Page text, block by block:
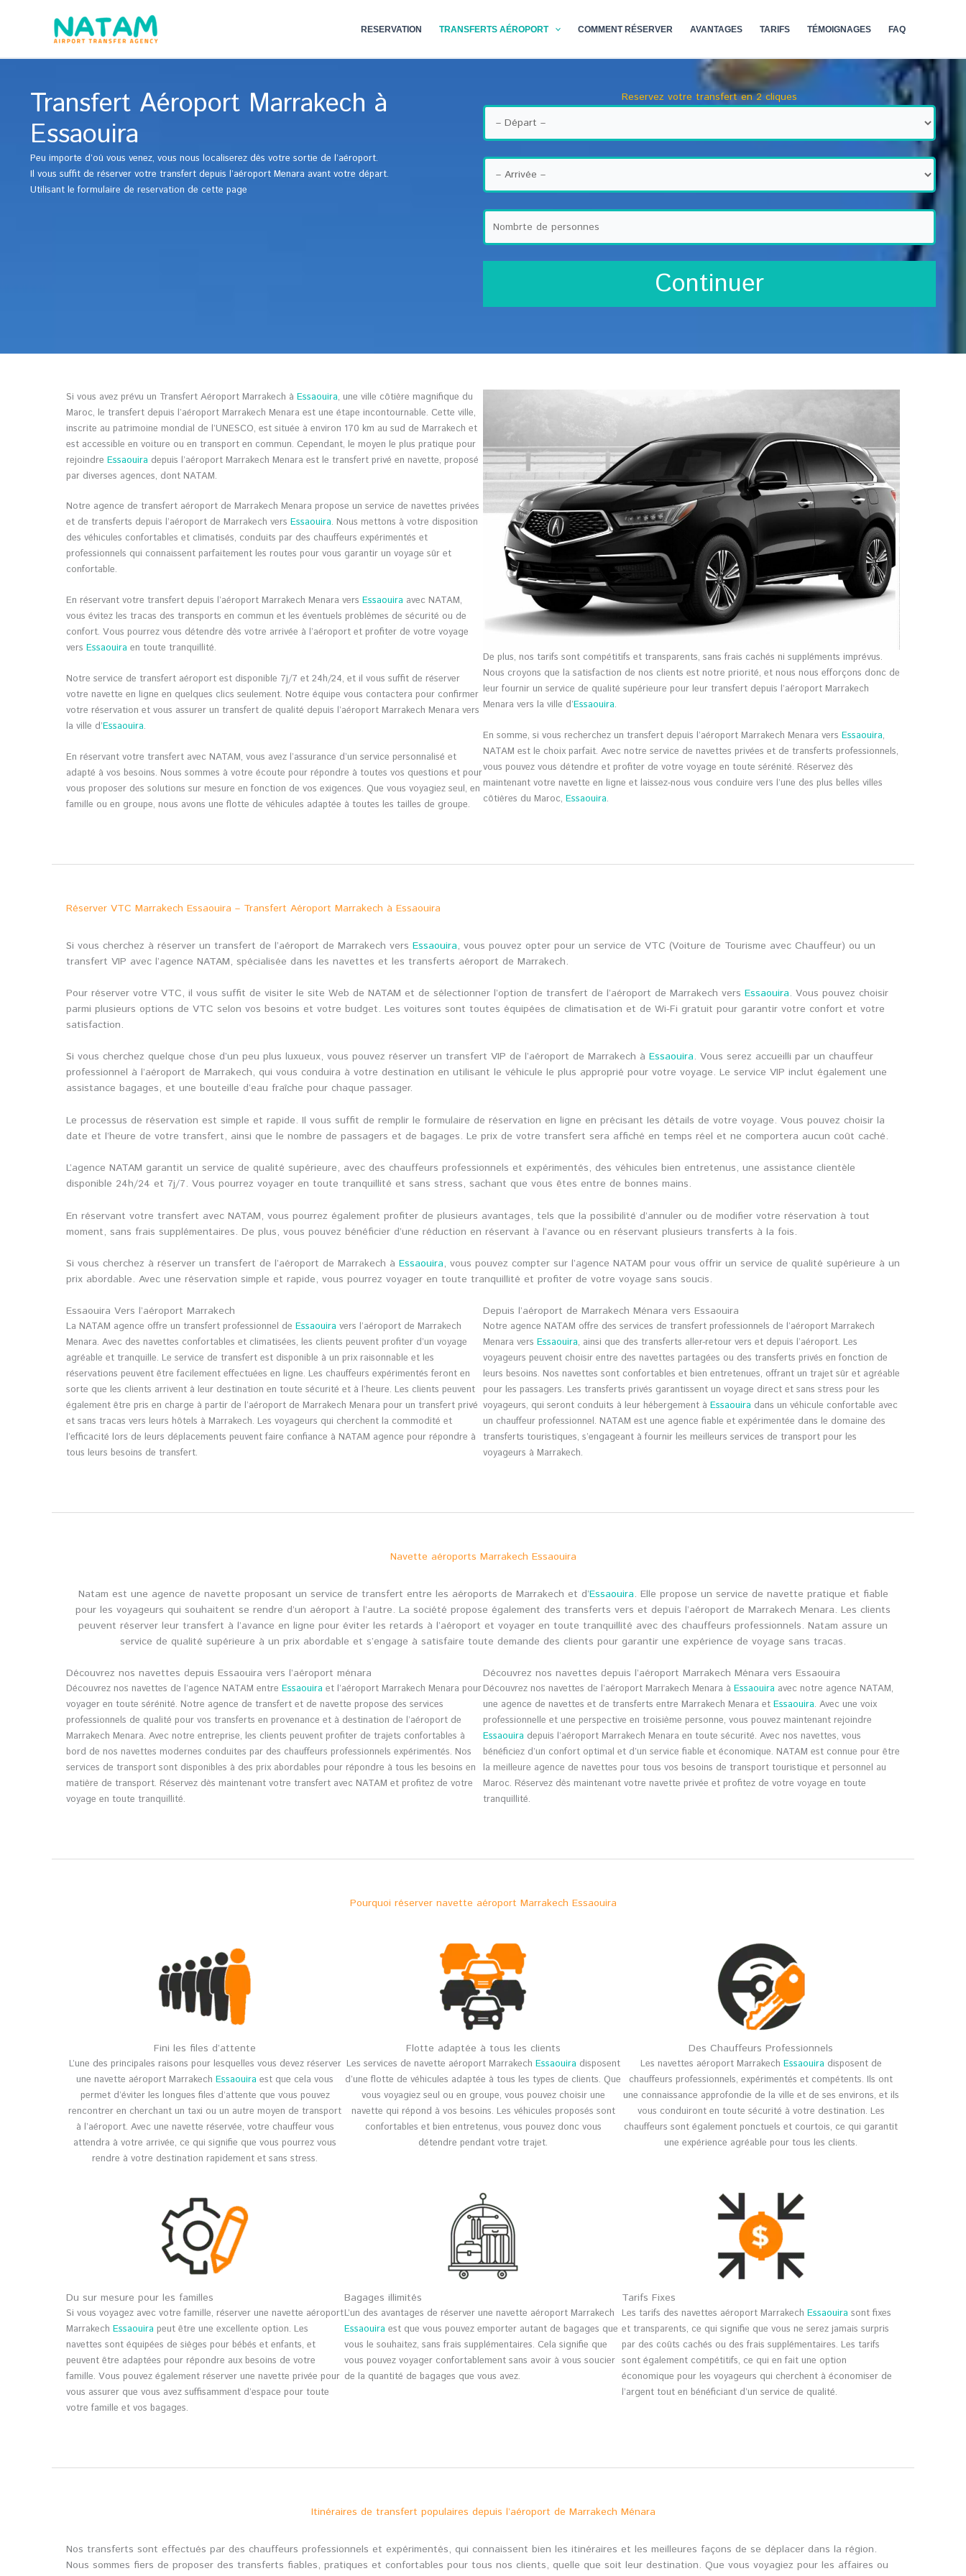
RESERVATION TRANSFERTS AÉROPORT COMMENT RÉSERVER AVANTAGES TARIFS TÉMOIGNAGES FAQ
Transfert Aéroport Marrakech à
Essaouira
Peu importe d’où vous venez, vous nous localiserez dès votre sortie de l’aéroport.
Il vous suffit de réserver votre transfert depuis l’aéroport Menara avant votre départ.
Utilisant le formulaire de reservation de cette page
Reservez votre transfert en 2 cliques
Si vous avez prévu un Transfert Aéroport Marrakech à Essaouira, une ville côtière magnifique du
Maroc, le transfert depuis l’aéroport Marrakech Menara est une étape incontournable. Cette ville,
inscrite au patrimoine mondial de l’UNESCO, est située à environ 170 km au sud de Marrakech et
est accessible en voiture ou en transport en commun. Cependant, le moyen le plus pratique pour
rejoindre Essaouira depuis l’aéroport Marrakech Menara est le transfert privé en navette, proposé
par diverses agences, dont NATAM.
Notre agence de transfert aéroport de Marrakech Menara propose un service de navettes privées
et de transferts depuis l’aéroport de Marrakech vers Essaouira. Nous mettons à votre disposition
des véhicules confortables et climatisés, conduits par des chauffeurs expérimentés et
professionnels qui connaissent parfaitement les routes pour vous garantir un voyage sûr et
confortable.
En réservant votre transfert depuis l’aéroport Marrakech Menara vers Essaouira avec NATAM,
vous évitez les tracas des transports en commun et les éventuels problèmes de sécurité ou de
confort. Vous pourrez vous détendre dès votre arrivée à l’aéroport et profiter de votre voyage
vers Essaouira en toute tranquillité.
Notre service de transfert aéroport est disponible 7j/7 et 24h/24, et il vous suffit de réserver
votre navette en ligne en quelques clics seulement. Notre équipe vous contactera pour confirmer
votre réservation et vous assurer un transfert de qualité depuis l’aéroport Marrakech Menara vers
la ville d’Essaouira.
En réservant votre transfert avec NATAM, vous avez l’assurance d’un service personnalisé et
adapté à vos besoins. Nous sommes à votre écoute pour répondre à toutes vos questions et pour
vous proposer des solutions sur mesure en fonction de vos exigences. Que vous voyagiez seul, en
famille ou en groupe, nous avons une flotte de véhicules adaptée à toutes les tailles de groupe.
De plus, nos tarifs sont compétitifs et transparents, sans frais cachés ni suppléments imprévus.
Nous croyons que la satisfaction de nos clients est notre priorité, et nous nous efforçons donc de
leur fournir un service de qualité supérieure pour leur transfert depuis l’aéroport Marrakech
Menara vers la ville d’Essaouira.
En somme, si vous recherchez un transfert depuis l’aéroport Marrakech Menara vers Essaouira,
NATAM est le choix parfait. Avec notre service de navettes privées et de transferts professionnels,
vous pouvez vous détendre et profiter de votre voyage en toute sérénité. Réservez dès
maintenant votre navette en ligne et laissez-nous vous conduire vers l’une des plus belles villes
côtières du Maroc, Essaouira.
Réserver VTC Marrakech Essaouira – Transfert Aéroport Marrakech à Essaouira
Si vous cherchez à réserver un transfert de l’aéroport de Marrakech vers Essaouira, vous pouvez opter pour un service de VTC (Voiture de Tourisme avec Chauffeur) ou un
transfert VIP avec l’agence NATAM, spécialisée dans les navettes et les transferts aéroport de Marrakech.
Pour réserver votre VTC, il vous suffit de visiter le site Web de NATAM et de sélectionner l’option de transfert de l’aéroport de Marrakech vers Essaouira. Vous pouvez choisir
parmi plusieurs options de VTC selon vos besoins et votre budget. Les voitures sont toutes équipées de climatisation et de Wi-Fi gratuit pour garantir votre confort et votre
satisfaction.
Si vous cherchez quelque chose d’un peu plus luxueux, vous pouvez réserver un transfert VIP de l’aéroport de Marrakech à Essaouira. Vous serez accueilli par un chauffeur
professionnel à l’aéroport de Marrakech, qui vous conduira à votre destination en utilisant le véhicule le plus approprié pour votre voyage. Le service VIP inclut également une
assistance bagages, et une bouteille d’eau fraîche pour chaque passager.
Le processus de réservation est simple et rapide. Il vous suffit de remplir le formulaire de réservation en ligne en précisant les détails de votre voyage. Vous pouvez choisir la
date et l’heure de votre transfert, ainsi que le nombre de passagers et de bagages. Le prix de votre transfert sera affiché en temps réel et ne comportera aucun coût caché.
L’agence NATAM garantit un service de qualité supérieure, avec des chauffeurs professionnels et expérimentés, des véhicules bien entretenus, une assistance clientèle
disponible 24h/24 et 7j/7. Vous pourrez voyager en toute tranquillité et sans stress, sachant que vous êtes entre de bonnes mains.
En réservant votre transfert avec NATAM, vous pourrez également profiter de plusieurs avantages, tels que la possibilité d’annuler ou de modifier votre réservation à tout
moment, sans frais supplémentaires. De plus, vous pouvez bénéficier d’une réduction en réservant à l’avance ou en réservant plusieurs transferts à la fois.
Si vous cherchez à réserver un transfert de l’aéroport de Marrakech à Essaouira, vous pouvez compter sur l’agence NATAM pour vous offrir un service de qualité supérieure à un
prix abordable. Avec une réservation simple et rapide, vous pourrez voyager en toute tranquillité et profiter de votre voyage sans soucis.
Essaouira Vers l’aéroport Marrakech
La NATAM agence offre un transfert professionnel de Essaouira vers l’aéroport de Marrakech
Menara. Avec des navettes confortables et climatisées, les clients peuvent profiter d’un voyage
agréable et tranquille. Le service de transfert est disponible à un prix raisonnable et les
réservations peuvent être facilement effectuées en ligne. Les chauffeurs expérimentés feront en
sorte que les clients arrivent à leur destination en toute sécurité et à l’heure. Les clients peuvent
également être pris en charge à partir de l’aéroport de Marrakech Menara pour un transfert privé
et sans tracas vers leurs hôtels à Marrakech. Les voyageurs qui cherchent la commodité et
l’efficacité lors de leurs déplacements peuvent faire confiance à NATAM agence pour répondre à
tous leurs besoins de transfert.
Depuis l’aéroport de Marrakech Ménara vers Essaouira
Notre agence NATAM offre des services de transfert professionnels de l’aéroport Marrakech
Menara vers Essaouira, ainsi que des transferts aller-retour vers et depuis l’aéroport. Les
voyageurs peuvent choisir entre des navettes partagées ou des transferts privés en fonction de
leurs besoins. Nos navettes sont confortables et bien entretenues, offrant un trajet sûr et agréable
pour les passagers. Les transferts privés garantissent un voyage direct et sans stress pour les
voyageurs, qui seront conduits à leur hébergement à Essaouira dans un véhicule confortable avec
un chauffeur professionnel. NATAM est une agence fiable et expérimentée dans le domaine des
transferts touristiques, s’engageant à fournir les meilleurs services de transport pour les
voyageurs à Marrakech.
Navette aéroports Marrakech Essaouira
Natam est une agence de navette proposant un service de transfert entre les aéroports de Marrakech et d’Essaouira. Elle propose un service de navette pratique et fiable
pour les voyageurs qui souhaitent se rendre d’un aéroport à l’autre. La société propose également des transferts vers et depuis l’aéroport de Marrakech Menara. Les clients
peuvent réserver leur transfert à l’avance en ligne pour éviter les retards à l’aéroport et voyager en toute tranquillité avec des chauffeurs professionnels. Natam assure un
service de qualité supérieure à un prix abordable et s’engage à satisfaire toute demande des clients pour garantir une expérience de voyage sans tracas.
Découvrez nos navettes depuis Essaouira vers l’aéroport ménara
Découvrez nos navettes de l’agence NATAM entre Essaouira et l’aéroport Marrakech Menara pour
voyager en toute sérénité. Notre agence de transfert et de navette propose des services
professionnels de qualité pour vos transferts en provenance et à destination de l’aéroport de
Marrakech Menara. Avec notre entreprise, les clients peuvent profiter de trajets confortables à
bord de nos navettes modernes conduites par des chauffeurs professionnels expérimentés. Nos
services de transport sont disponibles à des prix abordables pour répondre à tous les besoins en
matière de transport. Réservez dès maintenant votre transfert avec NATAM et profitez de votre
voyage en toute tranquillité.
Découvrez nos navettes depuis l’aéroport Marrakech Ménara vers Essaouira
Découvrez nos navettes de l’aéroport Marrakech Menara à Essaouira avec notre agence NATAM,
une agence de navettes et de transferts entre Marrakech Menara et Essaouira. Avec une voix
professionnelle et une perspective en troisième personne, vous pouvez maintenant rejoindre
Essaouira depuis l’aéroport Marrakech Menara en toute sécurité. Avec nos navettes, vous
bénéficiez d’un confort optimal et d’un service fiable et économique. NATAM est connue pour être
la meilleure agence de navettes pour tous vos besoins de transport touristique et personnel au
Maroc. Réservez dès maintenant votre navette privée et profitez de votre voyage en toute
tranquillité.
Pourquoi réserver navette aéroport Marrakech Essaouira
Fini les files d’attente
L’une des principales raisons pour lesquelles vous devez réserver
une navette aéroport MarrakechEssaouira est que cela vous
permet d’éviter les longues files d’attente que vous pouvez
rencontrer en cherchant un taxi ou un autre moyen de transport
à l’aéroport. Avec une navette réservée, votre chauffeur vous
attendra à votre arrivée, ce qui signifie que vous pourrez vous
rendre à votre destination rapidement et sans stress.
Flotte adaptée à tous les clients
Les services de navette aéroport Marrakech Essaouira disposent
d’une flotte de véhicules adaptée à tous les types de clients. Que
vous voyagiez seul ou en groupe, vous pouvez choisir une
navette qui répond à vos besoins. Les véhicules proposés sont
confortables et bien entretenus, vous pouvez donc vous
détendre pendant votre trajet.
Des Chauffeurs Professionnels
Les navettes aéroport Marrakech Essaouira disposent de
chauffeurs professionnels, expérimentés et compétents. Ils ont
une connaissance approfondie de la ville et de ses environs, et ils
vous conduiront en toute sécurité à votre destination. Les
chauffeurs sont également ponctuels et courtois, ce qui garantit
une expérience agréable pour tous les clients.
Du sur mesure pour les familles
Si vous voyagez avec votre famille, réserver une navette aéroport
Marrakech Essaouira peut être une excellente option. Les
navettes sont équipées de sièges pour bébés et enfants, et
peuvent être adaptées pour répondre aux besoins de votre
famille. Vous pouvez également réserver une navette privée pour
vous assurer que vous avez suffisamment d’espace pour toute
votre famille et vos bagages.
Bagages illimités
L’un des avantages de réserver une navette aéroport Marrakech
Essaouira est que vous pouvez emporter autant de bagages que
vous le souhaitez, sans frais supplémentaires. Cela signifie que
vous pouvez voyager confortablement sans avoir à vous soucier
de la quantité de bagages que vous avez.
Tarifs Fixes
Les tarifs des navettes aéroport MarrakechEssaouira sont fixes
et transparents, ce qui signifie que vous ne serez jamais surpris
par des coûts cachés ou des frais supplémentaires. Les tarifs
sont également compétitifs, ce qui en fait une option
économique pour les voyageurs qui cherchent à économiser de
l’argent tout en bénéficiant d’un service de qualité.
Itinéraires de transfert populaires depuis l’aéroport de Marrakech Ménara
Nos transferts sont effectués par des chauffeurs professionnels et expérimentés, qui connaissent bien les itinéraires et les meilleures façons de se déplacer dans la région.
Nous sommes fiers de proposer des transferts fiables, pratiques et confortables pour tous nos clients, quelle que soit leur destination. Que vous voyagiez pour les affaires ou